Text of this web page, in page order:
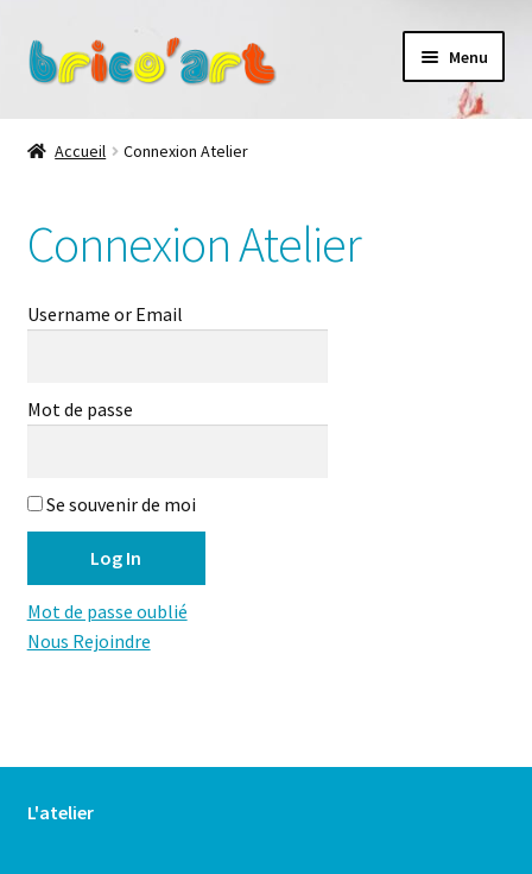
Aller
à
Aller
au
Menu
Les ateliers
La galerie des Petits artistes
À propos
Accueil Connexion Atelier
Connexion Atelier
Username or Email
Mot de passe
Se souvenir de moi
Mot de passe oublié
Nous Rejoindre
L'atelier